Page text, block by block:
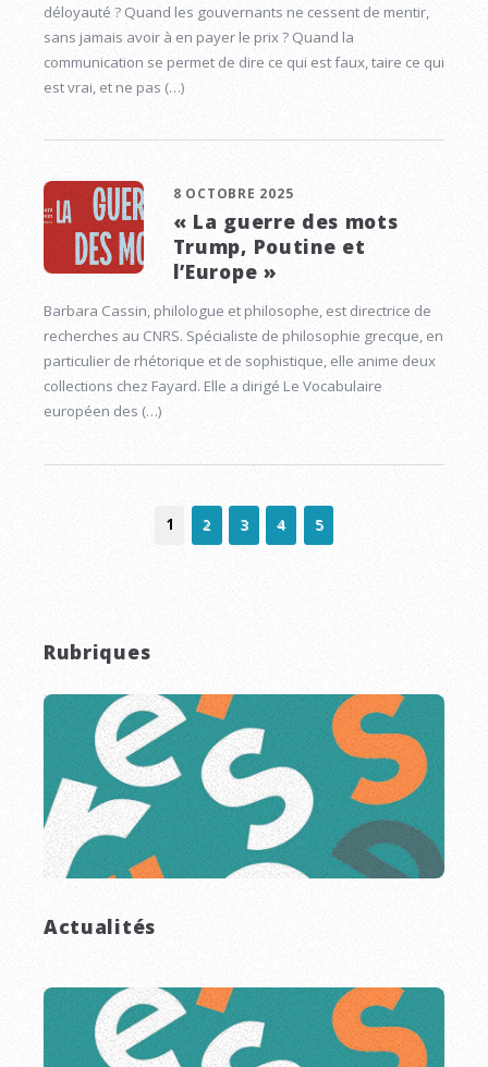
déloyauté ? Quand les gouvernants ne cessent de mentir,
sans jamais avoir à en payer le prix ? Quand la
communication se permet de dire ce qui est faux, taire ce qui
est vrai, et ne pas (…)
8 OCTOBRE 2025
« La guerre des mots
Trump, Poutine et
l’Europe »
Barbara Cassin, philologue et philosophe, est directrice de
recherches au CNRS. Spécialiste de philosophie grecque, en
particulier de rhétorique et de sophistique, elle anime deux
collections chez Fayard. Elle a dirigé Le Vocabulaire
européen des (…)
1 2 3 4 5
Rubriques
Actualités